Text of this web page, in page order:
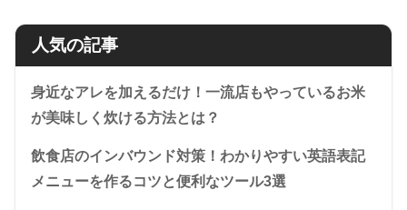
人気の記事
身近なアレを加えるだけ！一流店もやっているお米
が美味しく炊ける方法とは？
飲食店のインバウンド対策！わかりやすい英語表記
メニューを作るコツと便利なツール3選